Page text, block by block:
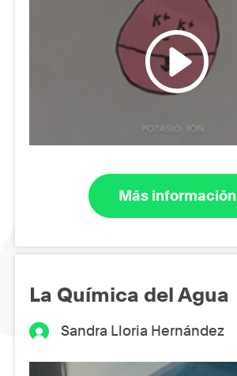
Más información
La Química del Agua
Sandra Lloria Hernández